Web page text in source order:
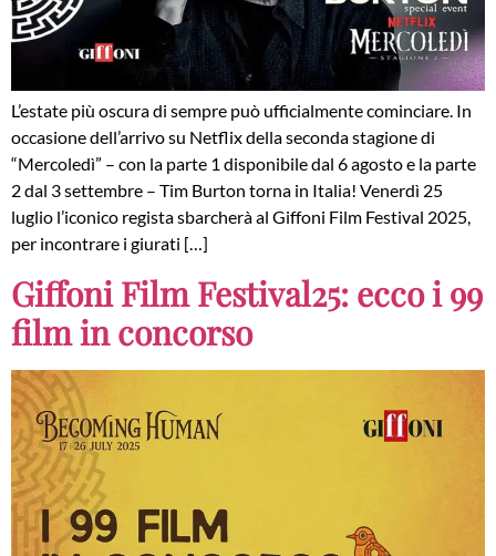
L’estate più oscura di sempre può ufficialmente cominciare. In
occasione dell’arrivo su Netflix della seconda stagione di
“Mercoledì” – con la parte 1 disponibile dal 6 agosto e la parte
2 dal 3 settembre – Tim Burton torna in Italia! Venerdì 25
luglio l’iconico regista sbarcherà al Giffoni Film Festival 2025,
per incontrare i giurati […]
Giffoni Film Festival25: ecco i 99
film in concorso